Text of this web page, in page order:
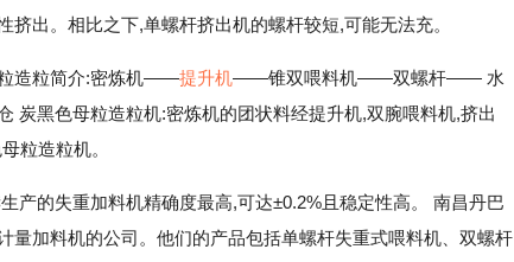
出。相比之下,单螺杆挤出机的螺杆较短,可能无法充。
粒造粒简介:密炼机——提升机——锥双喂料机——双螺杆—— 水
色母粒造粒机:密炼机的团状料经提升机,双腕喂料机,挤出
粒造粒机。
产的失重加料机精确度最高,可达±0.2%且稳定性高。 南昌丹巴
加料机的公司。他们的产品包括单螺杆失重式喂料机、双螺杆